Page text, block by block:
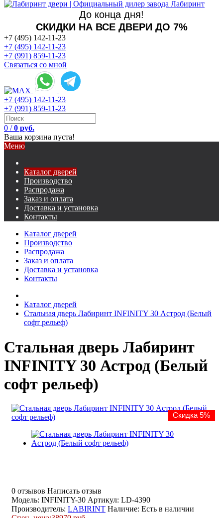
До конца дня!
СКИДКИ НА ВСЕ ДВЕРИ ДО 7%
+7 (495) 142-11-23
+7 (495) 142-11-23
+7 (991) 859-11-23
Связаться со мной
+7 (495) 142-11-23
+7 (991) 859-11-23
0 / 0 руб.
Ваша корзина пуста!
Меню
Каталог дверей
Производство
Распродажа
Заказ и оплата
Доставка и установка
Контакты
Каталог дверей
Производство
Распродажа
Заказ и оплата
Доставка и установка
Контакты
Каталог дверей
Стальная дверь Лабиринт INFINITY 30 Астрод (Белый
софт рельеф)
Стальная дверь Лабиринт
INFINITY 30 Астрод (Белый
софт рельеф)
Скидка 5%
0 отзывов Написать отзыв
Модель: INFINITY-30 Артикул: LD-4390
Производитель: LABIRINT Наличие: Есть в наличии